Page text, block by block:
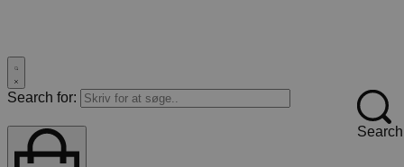
Search for:
Search